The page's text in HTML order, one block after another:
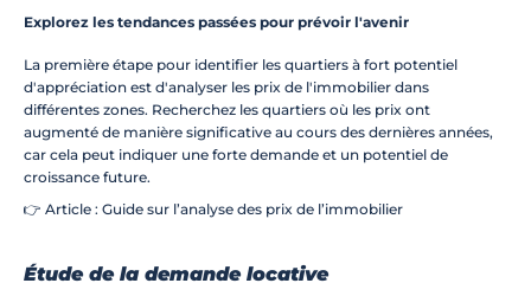
Explorez les tendances passées pour prévoir l'avenir
La première étape pour identifier les quartiers à fort potentiel
d'appréciation est d'analyser les prix de l'immobilier dans
différentes zones. Recherchez les quartiers où les prix ont
augmenté de manière significative au cours des dernières années,
car cela peut indiquer une forte demande et un potentiel de
croissance future.
👉 Article : Guide sur l’analyse des prix de l’immobilier
Étude de la demande locative